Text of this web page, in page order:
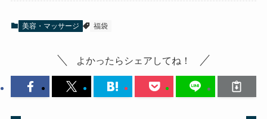
美容・マッサージ 福袋
よかったらシェアしてね！